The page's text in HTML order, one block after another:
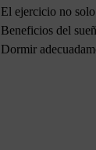
El ejercicio no
Beneficios del
Dormir